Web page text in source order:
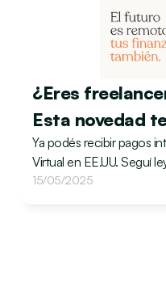
¿Eres
Esta novedad
Ya podés recibir pagos
Virtual en EE.UU. Seguí
15/05/2025